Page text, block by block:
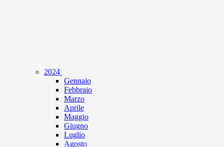
2024
Gennaio
Febbraio
Marzo
Aprile
Maggio
Giugno
Luglio
Agosto